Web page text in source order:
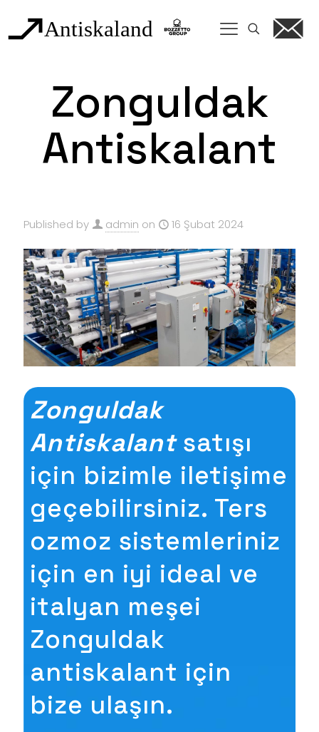
Zonguldak
Antiskalant
Published by admin on 16 Şubat 2024
Zonguldak
Antiskalantsatışı
için bizimle iletişime
geçebilirsiniz. Ters
ozmoz sistemleriniz
için en iyi ideal ve
italyan meşei
Zonguldak
antiskalant için
bize ulaşın.